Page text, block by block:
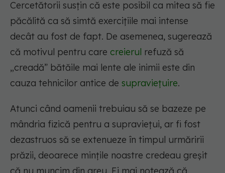
Cercetătorii susțin că este posibil ca mitea să fie
păcălită ca să simtă exercițiile mai intense
decât au fost de fapt. De asemenea, sugerează
că motivul pentru care creierul refuză să
„creadă” bătăile mai lente ale inimii este din
cauza tehnicilor antice de supraviețuire.
Atunci când oamenii trebuiau să se bazeze pe
mândria fizică pentru a supraviețui, ar fi fost
dezastruos să se extenueze în timpul urmăririi
prăzii, deoarece mințile noastre credeau greșit